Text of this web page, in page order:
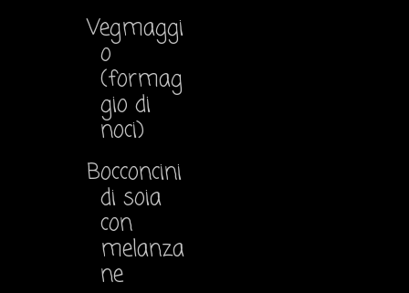
Vegmaggi
o
(formag
gio di
noci)
Bocconcini
di soia
con
melanza
ne